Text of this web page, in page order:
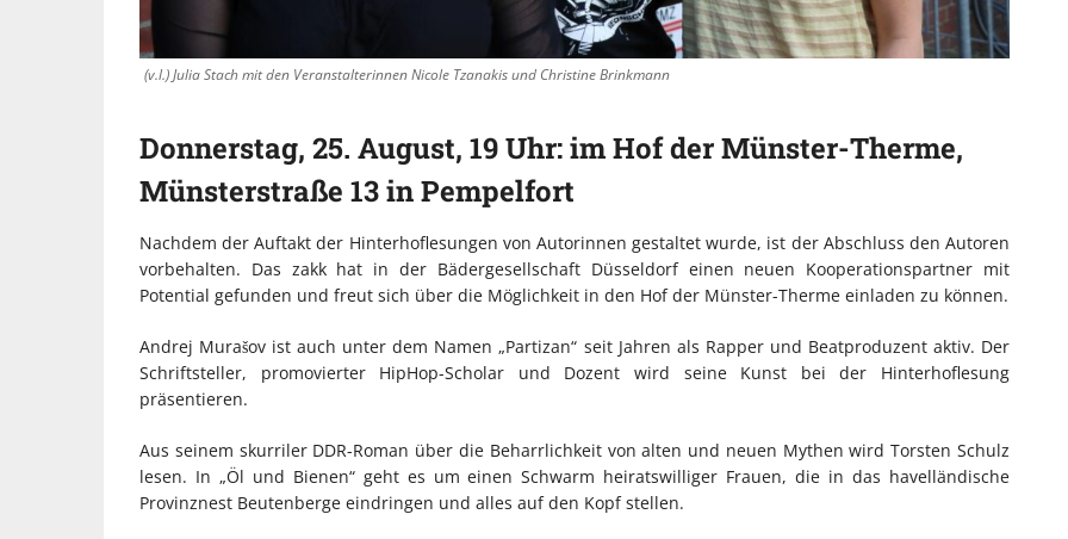
(v.l.) Julia Stach mit den Veranstalterinnen Nicole Tzanakis und Christine Brinkmann
Donnerstag, 25. August, 19 Uhr: im Hof der Münster-Therme,
Münsterstraße 13 in Pempelfort
Nachdem der Auftakt der Hinterhoflesungen von Autorinnen gestaltet wurde, ist der Abschluss den Autoren
vorbehalten. Das zakk hat in der Bädergesellschaft Düsseldorf einen neuen Kooperationspartner mit
Potential gefunden und freut sich über die Möglichkeit in den Hof der Münster-Therme einladen zu können.
Andrej Murašov ist auch unter dem Namen „Partizan“ seit Jahren als Rapper und Beatproduzent aktiv. Der
Schriftsteller, promovierter HipHop-Scholar und Dozent wird seine Kunst bei der Hinterhoflesung
präsentieren.
Aus seinem skurriler DDR-Roman über die Beharrlichkeit von alten und neuen Mythen wird Torsten Schulz
lesen. In „Öl und Bienen“ geht es um einen Schwarm heiratswilliger Frauen, die in das havelländische
Provinznest Beutenberge eindringen und alles auf den Kopf stellen.